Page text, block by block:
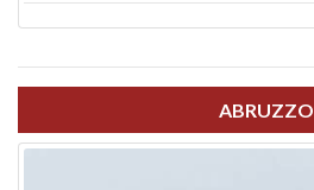
ABRUZZO